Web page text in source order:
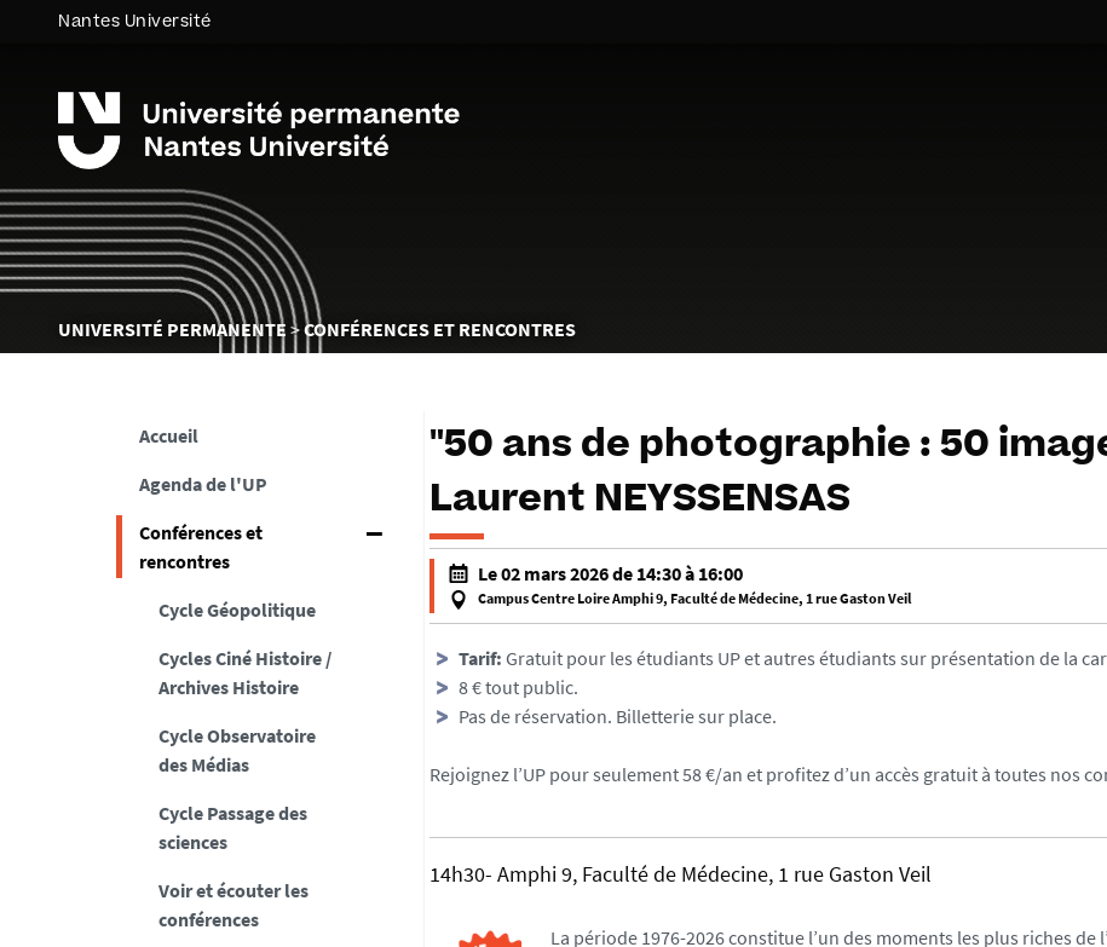
Nantes Université
Vous
êtes
UNIVERSITÉ PERMANENTE CONFÉRENCES ET RENCONTRES
Accueil
Agenda de l'UP
Conférences et
rencontres
Cycle Géopolitique
Cycles Ciné Histoire /
Archives Histoire
Cycle Observatoire
des Médias
Cycle Passage des
sciences
Voir et écouter les
conférences
"50 ans de photographie : 50
Laurent NEYSSENSAS
Le 02 mars 2026 de 14:30 à 16:00
Campus Centre LoireAmphi 9, Faculté de Médecine, 1 rue Gaston Veil
f
f
e
Tarif: Gratuit pour les étudiants UP et autres étudiants sur présentation de la
8 € tout public.
Pas de réservation. Billetterie sur place.
Rejoignez l’UP pour seulement 58 €/an et profitez d’un accès gratuit à toutes nos
14h30- Amphi 9, Faculté de Médecine, 1 rue Gaston Veil
La période 1976-2026 constitue l’un des moments les plus riches de